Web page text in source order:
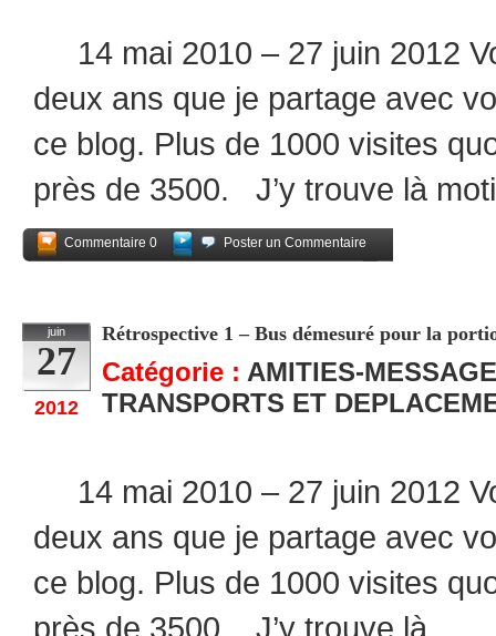
14 mai 2010 – 27 juin 2012
deux ans que je partage avec
ce blog. Plus de 1000 visites
près de 3500. J’y trouve là
Commentaire 0
Poster un Commentaire
juin
27
2012
Rétrospective 1 – Bus démesuré pour la
Catégorie : AMITIES-
TRANSPORTS ET
14 mai 2010 – 27 juin 2012
deux ans que je partage avec
ce blog. Plus de 1000 visites
près de 3500. J’y trouve là